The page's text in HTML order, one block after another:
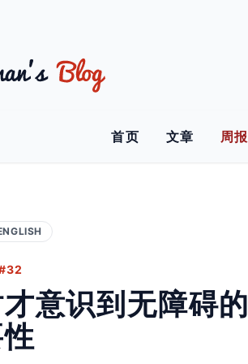
首页 文章 周报
意识到无障碍的